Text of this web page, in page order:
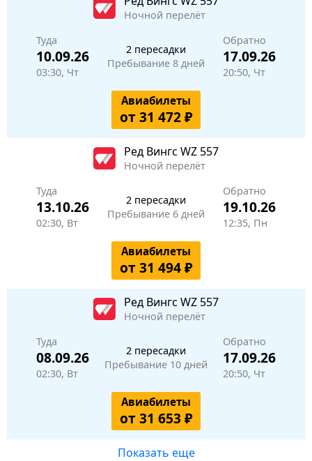
Ночной перелёт
Туда
10.09.26
03:30, Чт
2 пересадки
Пребывание 8 дней
Обратно
17.09.26
20:50, Чт
Авиабилеты
от 31 472 ₽
Ред Вингс WZ 557
Ночной перелёт
Туда
13.10.26
02:30, Вт
2 пересадки
Пребывание 6 дней
Обратно
19.10.26
12:35, Пн
Авиабилеты
от 31 494 ₽
Ред Вингс WZ 557
Ночной перелёт
Туда
08.09.26
02:30, Вт
2 пересадки
Пребывание 10 дней
Обратно
17.09.26
20:50, Чт
Авиабилеты
от 31 653 ₽
Показать еще